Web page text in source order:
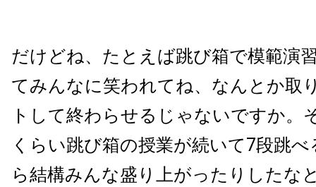
だけどね、たとえば跳び箱で模範演
てみんなに笑われてね、なんとか取
トして終わらせるじゃないですか。
くらい跳び箱の授業が続いて7段跳
ら結構みんな盛り上がったりしたな